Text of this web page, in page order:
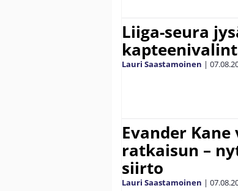
Liiga-seura
Lauri Saastamoinen |
Evander
ratkaisun –
siirto
Lauri Saastamoinen |